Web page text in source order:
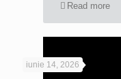
Read more
iunie 14, 2026